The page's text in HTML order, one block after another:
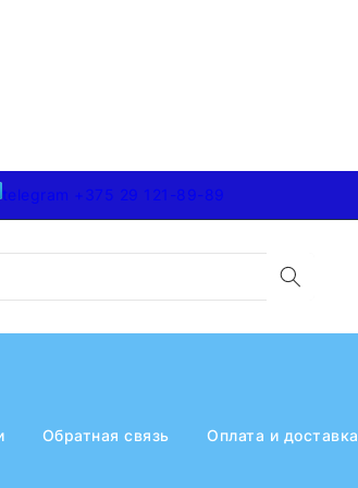
telegram +375 29 121-89-89
Обратная связь Оплата и доставка